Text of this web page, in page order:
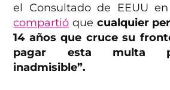
el Consultado de EEUU
compartió que cualquier
14 años que cruce su
pagar esta multa
inadmisible”.